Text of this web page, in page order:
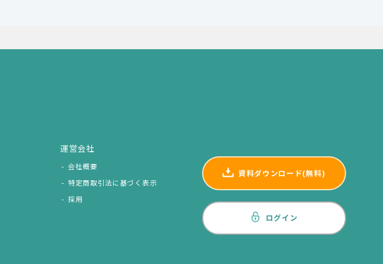
運営会社
会社概要
特定商取引法に基づく表示
採用
資料ダウンロード(無料)
ログイン